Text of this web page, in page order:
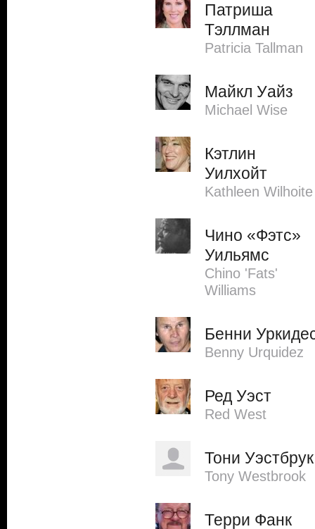
Патриша
Тэллман
Patricia Tallman
Майкл Уайз
Michael Wise
Кэтлин
Уилхойт
Kathleen Wilhoite
Чино «Фэтс»
Уильямс
Chino 'Fats'
Williams
Бенни
Benny Urquidez
Ред Уэст
Red West
Тони Уэстбрук
Tony Westbrook
Терри Фанк